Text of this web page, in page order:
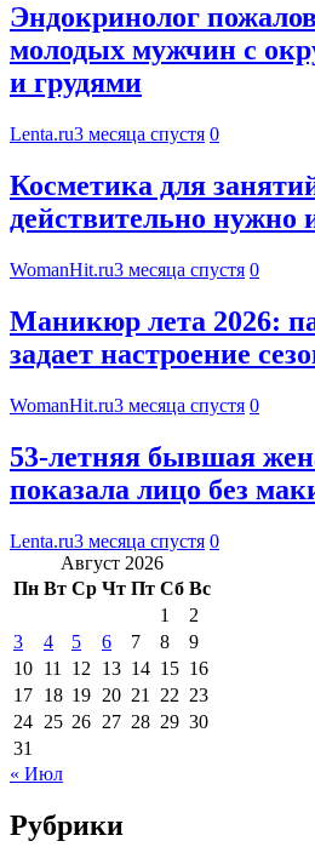
Эндокринолог
молодых мужчин с
и грудями
Lenta.ru3 месяца спустя 0
Косметика для
действительно нужно
WomanHit.ru3 месяца спустя 0
Маникюр лета 2026:
задает настроение
WomanHit.ru3 месяца спустя 0
53-летняя бывшая
показала лицо без
Lenta.ru3 месяца спустя 0
Август 2026
Пн Вт Ср Чт Пт Сб Вс
1
2
3
4 5 6 7 8
9
10 11 12 13 14 15 16
17 18 19 20 21 22 23
24 25 26 27 28 29 30
31
« Июл
Рубрики